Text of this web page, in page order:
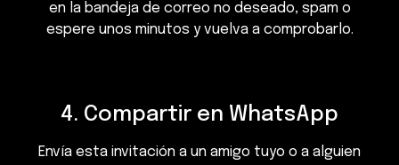
en la bandeja de correo no deseado, spam o
espere unos minutos y vuelva a comprobarlo.
4. Compartir en WhatsApp
Envía esta invitación a un amigo tuyo o a alguien